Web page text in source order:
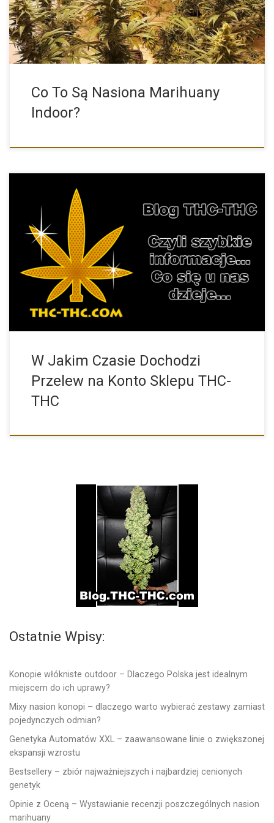
Co To Są Nasiona Marihuany
Indoor?
Wszystko zależy od tego gdzie przelew zostanie wykonany.
Przelew wykonany […]
W Jakim Czasie Dochodzi
Przelew na Konto Sklepu THC-
THC
Ostatnie Wpisy:
Konopie włókniste outdoor – Dlaczego Polska jest idealnym
miejscem do ich uprawy?
Mixy nasion konopi – dlaczego warto wybierać zestawy zamiast
pojedynczych odmian?
Genetyka Automatów XXL – zaawansowane linie o zwiększonej
ekspansji wzrostu
Bestsellery – zbiór najważniejszych i najbardziej cenionych
genetyk
Opinie z Oceną – Wystawianie recenzji poszczególnych nasion
marihuany